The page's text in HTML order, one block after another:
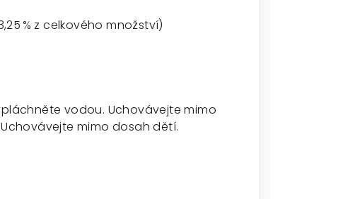
% z celkového množství)
vodou. Uchovávejte mimo
mimo dosah dětí.